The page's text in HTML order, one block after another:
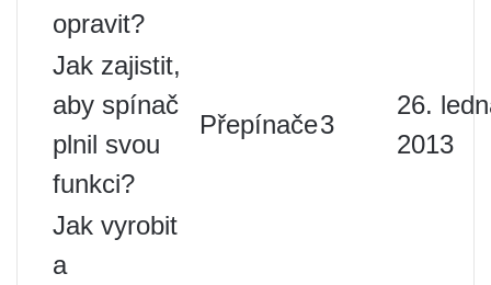
opravit?
Jak zajistit,
aby spínač
plnil svou
funkci?
Přepínače3
26.
2013
Jak vyrobit
a